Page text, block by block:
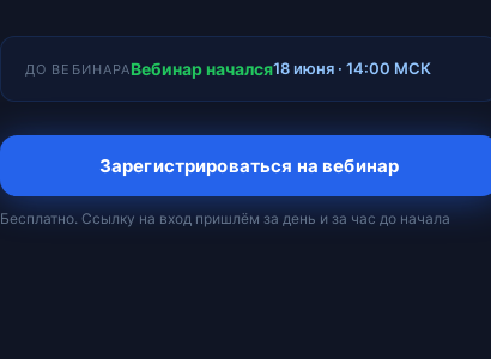
ДО ВЕБИНАРАВебинар начался18 июня · 14:00 МСК
Зарегистрироваться на вебинар
Бесплатно. Ссылку на вход пришлём за день и за час до начала